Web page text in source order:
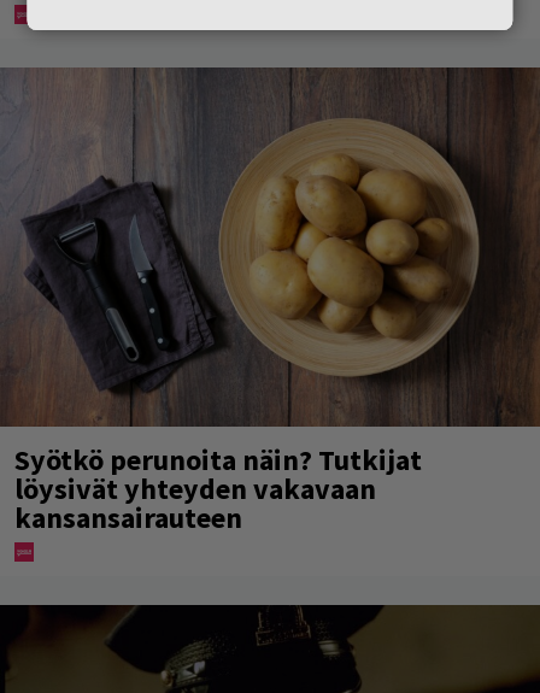
Syötkö perunoita näin? Tutkijat
löysivät yhteyden vakavaan
kansansairauteen